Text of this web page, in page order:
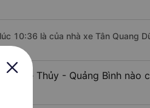
10:36 là của nhà xe Tân Quang
từ Lệ Thủy - Quảng Bình nào